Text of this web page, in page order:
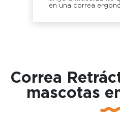
en una correa
Correa
mascotas